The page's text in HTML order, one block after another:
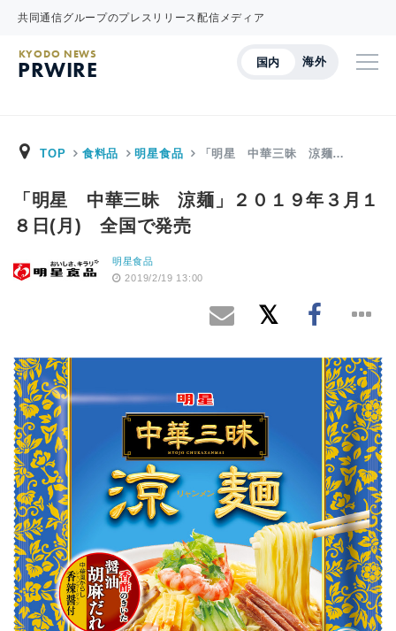
共同通信グループのプレスリリース配信メディア
国内 海外
KYODO NEWS
PRWIRE
TOP 食料品 明星食品 「明星 中華三昧 涼麺…
「明星 中華三昧 涼麺」２０１９年３月１
８日(月) 全国で発売
明星食品
2019/2/19 13:00